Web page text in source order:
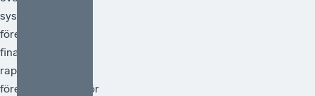
systemet för
företagens
finansiella
rapportering och
föreslå åtgärder för